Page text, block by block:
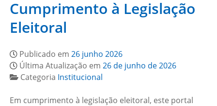
Cumprimento à Legislação
Eleitoral
Publicado em 26 junho 2026
Última Atualização em 26 de junho de 2026
Categoria Institucional
Em cumprimento à legislação eleitoral, este portal